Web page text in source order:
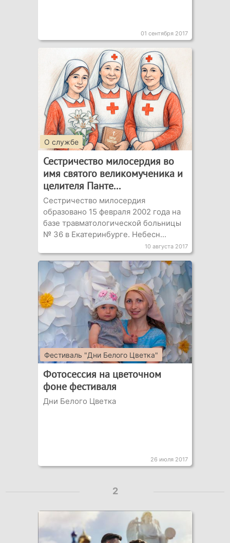
01 сентября 2017
О службе
Сестричество милосердия во
имя святого великомученика и
целителя Панте...
Сестричество милосердия
образовано 15 февраля 2002 года на
базе травматологической больницы
№ 36 в Екатеринбурге. Небесн...
10 августа 2017
Фестиваль "Дни Белого Цветка"
Фотосессия на цветочном
фоне фестиваля
Дни Белого Цветка
26 июля 2017
2